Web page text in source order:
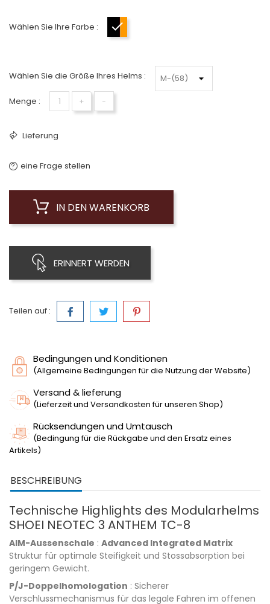
Wählen Sie Ihre Farbe :
Wählen Sie die Größe Ihres Helms :
Menge : + −
Lieferung
eine Frage stellen
IN DEN WARENKORB
ERINNERT WERDEN
Teilen auf :
Bedingungen und Konditionen
(Allgemeine Bedingungen für die Nutzung der Website)
Versand & lieferung
(Lieferzeit und Versandkosten für unseren Shop)
Rücksendungen und Umtausch
(Bedingung für die Rückgabe und den Ersatz eines
Artikels)
BESCHREIBUNG
Technische Highlights des Modularhelms
SHOEI NEOTEC 3 ANTHEM TC-8
AIM-Aussenschale : Advanced Integrated Matrix
Struktur für optimale Steifigkeit und Stossabsorption bei
geringem Gewicht.
P/J-Doppelhomologation : Sicherer
Verschlussmechanismus für das legale Fahren im offenen